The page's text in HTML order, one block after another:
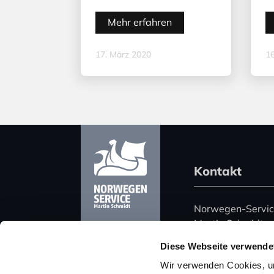
Diese Webseite
Wir verwenden Cookies,
Mehr erfahren
17. März 2020
Kontakt
Norwegen-
Martin Schmidt
Harz 51
06108 Halle